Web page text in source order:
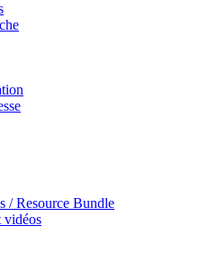
/ Resource Bundle
vidéos